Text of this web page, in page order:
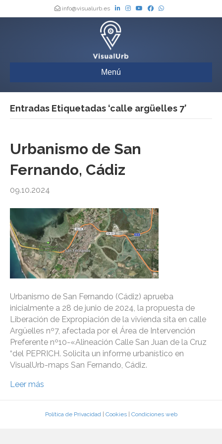
info@visualurb.es
Menú
Entradas Etiquetadas ‘calle argüelles 7’
Urbanismo de San
Fernando, Cádiz
09.10.2024
Urbanismo de San Fernando (Cádiz) aprueba
inicialmente a 28 de junio de 2024, la propuesta de
Liberación de Expropiación de la vivienda sita en calle
Argüelles nº7, afectada por el Área de Intervención
Preferente nº10-«Alineación Calle San Juan de la Cruz
“del PEPRICH. Solicita un informe urbanístico en
VisualUrb-maps San Fernando, Cádiz.
Leer más
Política de Privacidad| Cookies| Condiciones web